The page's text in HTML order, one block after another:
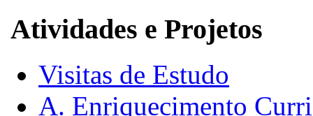
Atividades e Projetos
Visitas de Estudo
A. Enriquecimento